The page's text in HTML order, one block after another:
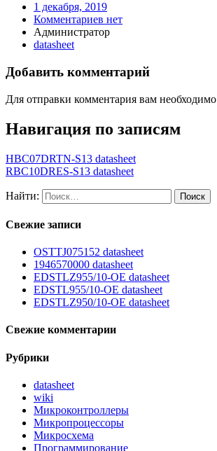
1 декабря, 2019
Комментариев нет
Администратор
datasheet
Добавить комментарий
Для отправки комментария вам необходимо
Навигация по записям
HBC07DRTN-S13 datasheet
RBC10DRES-S13 datasheet
Найти:
Свежие записи
OSTTJ075152 datasheet
1946570000 datasheet
EDSTLZ955/10-OE datasheet
EDSTL955/10-OE datasheet
EDSTLZ950/10-OE datasheet
Свежие комментарии
Рубрики
datasheet
wiki
Микроконтроллеры
Микропроцессоры
Микросхема
Программирование